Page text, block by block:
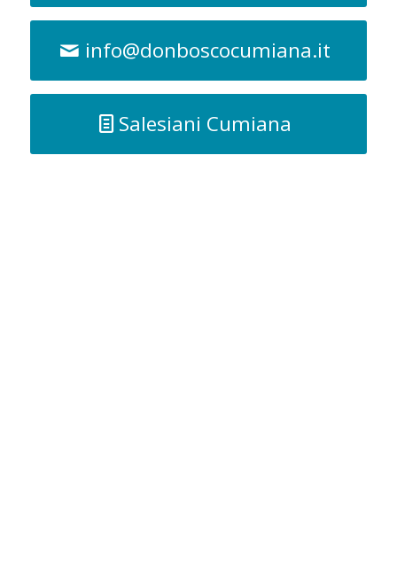
info@donboscocumiana.it
Salesiani Cumiana